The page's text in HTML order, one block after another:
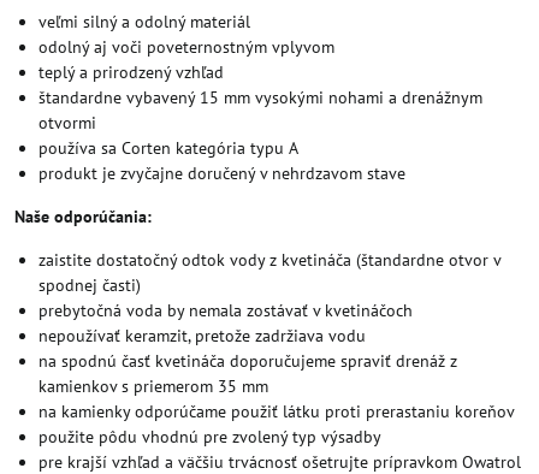
veľmi silný a odolný materiál
odolný aj voči poveternostným vplyvom
teplý a prirodzený vzhľad
štandardne vybavený 15 mm vysokými nohami a drenážnym
otvormi
používa sa Corten kategória typu A
produkt je zvyčajne doručený v nehrdzavom stave
Naše odporúčania:
zaistite dostatočný odtok vody z kvetináča (štandardne otvor v
spodnej časti)
prebytočná voda by nemala zostávať v kvetináčoch
nepoužívať keramzit, pretože zadržiava vodu
na spodnú časť kvetináča doporučujeme spraviť drenáž z
kamienkov s priemerom 35 mm
na kamienky odporúčame použiť látku proti prerastaniu koreňov
použite pôdu vhodnú pre zvolený typ výsadby
pre krajší vzhľad a väčšiu trvácnosť ošetrujte prípravkom Owatrol